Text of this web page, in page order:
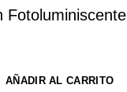
Fotoluminiscente
AÑADIR AL CARRITO